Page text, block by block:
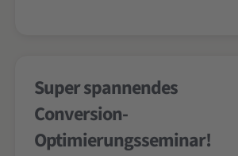
Super spannendes
Conversion-
Optimierungsseminar!